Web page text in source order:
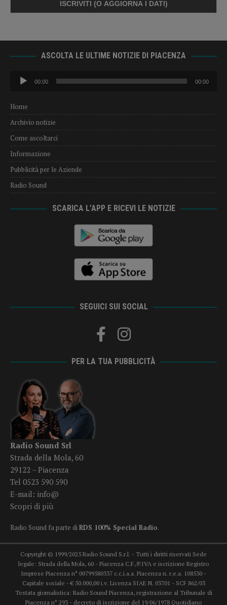
ASCOLTA LE ULTIME NOTIZIE DI PIACENZA
Audio
Player
00:00 00:00
Home
Archivio notizie
Come ascoltarci
Informazione
Pubblicità per le Aziende
Radio Sound
SCARICA L’APP E RICEVI LE NOTIZIE
SEGUICI SUI SOCIAL
PER LA TUA PUBBLICITÀ
Radio Sound Srl
Strada della Mola, 60
29122 – Piacenza
Tel 0523 590 590
E-mail: info@
Scopri di più
Radio Sound fa parte diRDS 100% Special Radio.
Copyright © 1999/2025 Radio Sound S.r.l. - Tutti i diritti riservati Sede
legale: Strada della Mola, 60 - Piacenza C.F./P.IVA e iscrizione Registro
Imprese Piacenza n° 00799580337 c.c.i.a.a. Piacenza n. r.e.a. 108530 -
Capitale sociale - € 50.000,00 i.v. Licenza SIAE N. 03701 - SCF 862/03
Testata giornalistica: Radio Sound Piacenza, registrazione al Tribunale di
Piacenza n° 293 - decreto di iscrizione del 19/06/1978 Quotidiano